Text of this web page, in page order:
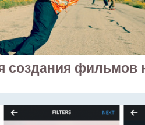
создания фильмов